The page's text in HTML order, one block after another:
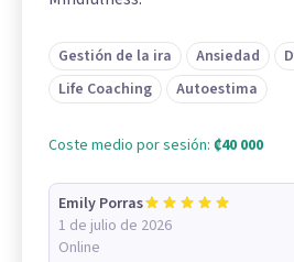
Gestión de la ira Ansiedad
Life Coaching
Autoestima
Coste medio por sesión: ₡40 000
Emily Porras
1 de julio de 2026
Online